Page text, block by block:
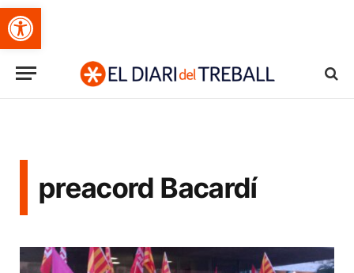
Obre la barra d'eines
preacord Bacardí